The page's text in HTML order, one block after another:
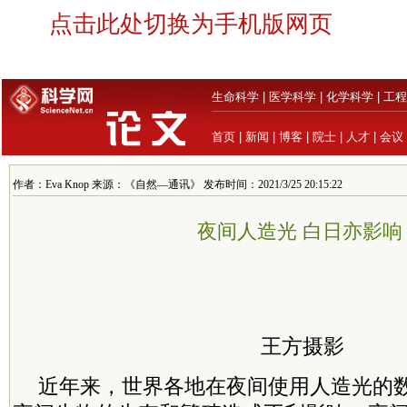
点击此处切换为手机版网页
生命科学 医学科学 化学科学 工
首页 新闻 博客 院士 人才 会议
作者：Eva Knop 来源：《自然—通讯》 发布时间：2021/3/25 20:15:22
夜间人造光 白日亦影响
王方摄影
近年来，世界各地在夜间使用人造光的